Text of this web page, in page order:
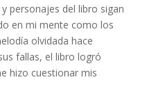
personajes del libro sigan
en mi mente como los
olvidada hace
fallas, el libro logró
hizo cuestionar mis